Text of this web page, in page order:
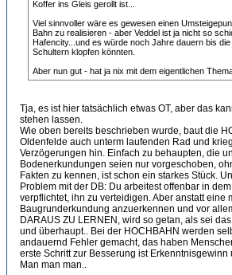
Koffer ins Gleis gerollt ist...
Viel sinnvoller wäre es gewesen einen
Bahn zu realisieren - aber Veddel ist ja nicht so
Hafencity...und es würde noch Jahre dauern bis
Schultern klopfen könnten.
Aber nun gut - hat ja nix mit dem eigentlichen
Tja, es ist hier tatsächlich etwas OT, aber das
stehen lassen.
Wie oben bereits beschrieben wurde, baut die
Oldenfelde auch unterm laufenden Rad und
Verzögerungen hin. Einfach zu behaupten, die
Bodenerkundungen seien nur vorgeschoben,
Fakten zu kennen, ist schon ein starkes Stück.
Problem mit der DB: Du arbeitest offenbar in
verpflichtet, ihn zu verteidigen. Aber anstatt eine
Baugrunderkundung anzuerkennen und vor
DARAUS ZU LERNEN, wird so getan, als sei
und überhaupt.. Bei der HOCHBAHN werden
andauernd Fehler gemacht, das haben
erste Schritt zur Besserung ist
Man man man..